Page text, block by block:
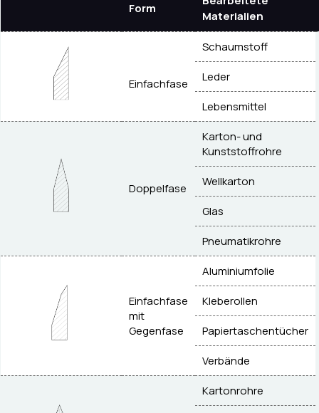
Form
Materialien
Einfachfase
Schaumstoff
Leder
Lebensmittel
Doppelfase
Karton- und
Kunststoffrohre
Wellkarton
Glas
Pneumatikrohre
Einfachfase
mit
Gegenfase
Aluminiumfolie
Kleberollen
Papiertaschentücher
Verbände
Kartonrohre